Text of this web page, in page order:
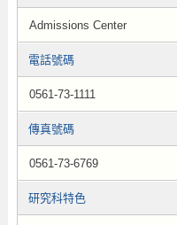
Admissions Center
電話號碼
0561-73-1111
傳真號碼
0561-73-6769
研究科特色